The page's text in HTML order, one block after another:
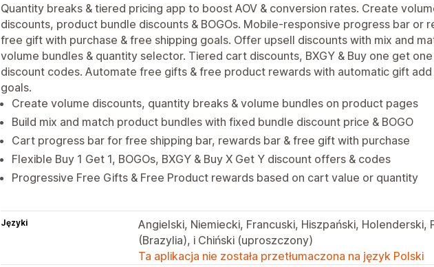
Quantity breaks & tiered pricing app to boost AOV & conversion rates. Create
discounts, product bundle discounts & BOGOs. Mobile-responsive progress bar or
free gift with purchase & free shipping goals. Offer upsell discounts with mix and
volume bundles & quantity selector. Tiered cart discounts, BXGY & Buy one get
discount codes. Automate free gifts & free product rewards with automatic gift
goals.
Create volume discounts, quantity breaks & volume bundles on product pages
Build mix and match product bundles with fixed bundle discount price & BOGO
Cart progress bar for free shipping bar, rewards bar & free gift with purchase
Flexible Buy 1 Get 1, BOGOs, BXGY & Buy X Get Y discount offers & codes
Progressive Free Gifts & Free Product rewards based on cart value or quantity
Języki
Angielski, Niemiecki, Francuski, Hiszpański, Holenderski,
(Brazylia), i Chiński (uproszczony)
Ta aplikacja nie została przetłumaczona na język Polski